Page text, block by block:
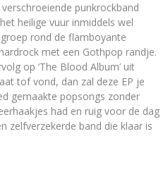
punkrockband
heilige vuur inmiddels wel
rond de flamboyante
met een Gothpop randje.
op ‘The Blood Album’ uit
tof vond, dan zal deze EP je
gemaakte popsongs zonder
had en ruig voor de dag
zelfverzekerde band die klaar is